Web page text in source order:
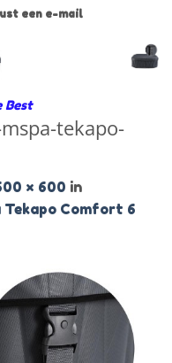
een e-mail
Best
tekapo-
× 600 in
Tekapo Comfort 6